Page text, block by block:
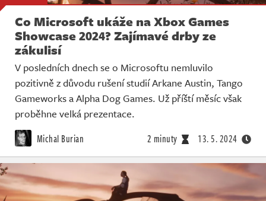
Co Microsoft ukáže na Xbox Games
Showcase 2024? Zajímavé drby ze
zákulisí
V posledních dnech se o Microsoftu nemluvilo
pozitivně z důvodu rušení studií Arkane Austin, Tango
Gameworks a Alpha Dog Games. Už příští měsíc však
proběhne velká prezentace.
Michal Burian 2 minuty 13. 5. 2024